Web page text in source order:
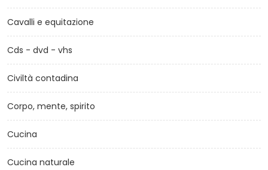
Cavalli e equitazione
Cds - dvd - vhs
Civiltà contadina
Corpo, mente, spirito
Cucina
Cucina naturale